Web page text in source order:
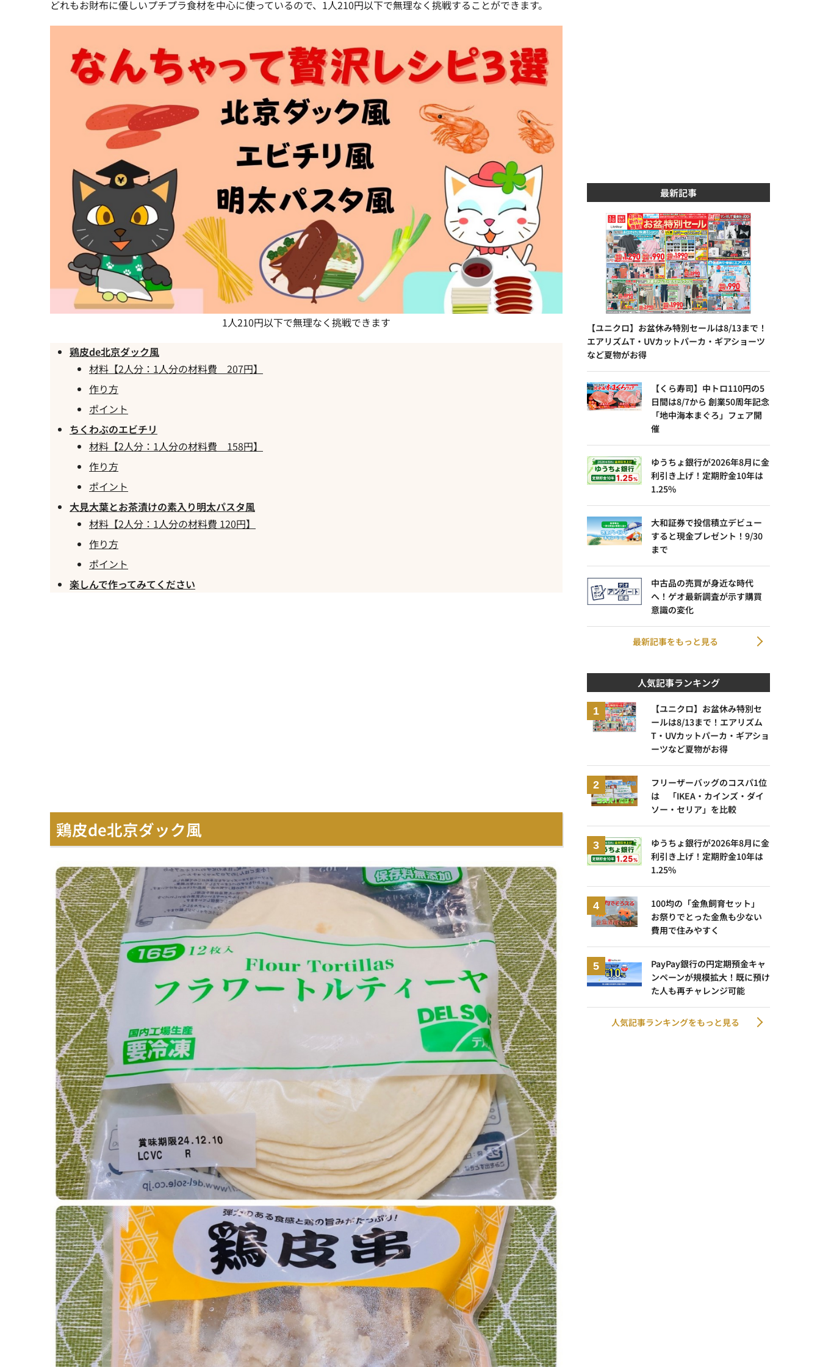
どれもお財布に優しいプチプラ食材を中心に使っているので、1人210円以下で無理なく挑戦することができます。
1人210円以下で無理なく挑戦できます
鶏皮de北京ダック風
材料【2人分：1人分の材料費 207円】
作り方
ポイント
ちくわぶのエビチリ
材料【2人分：1人分の材料費 158円】
作り方
ポイント
大見大葉とお茶漬けの素入り明太パスタ風
材料【2人分：1人分の材料費 120円】
作り方
ポイント
楽しんで作ってみてください
鶏皮de北京ダック風
最新記事
【ユニクロ】お盆休み特別セールは8/13まで！
エアリズムT・UVカットパーカ・ギアショーツ
など夏物がお得
【くら寿司】中トロ110円の5
日間は8/7から 創業50周年記念
「地中海本まぐろ」フェア開
催
ゆうちょ銀行が2026年8月に金
利引き上げ！定期貯金10年は
1.25%
大和証券で投信積立デビュー
すると現金プレゼント！9/30
まで
中古品の売買が身近な時代
へ！ゲオ最新調査が示す購買
意識の変化
最新記事をもっと見る
人気記事ランキング
【ユニクロ】お盆休み特別セ
ールは8/13まで！エアリズム
T・UVカットパーカ・ギアショ
ーツなど夏物がお得
フリーザーバッグのコスパ1位
は 「IKEA・カインズ・ダイ
ソー・セリア」を比較
ゆうちょ銀行が2026年8月に金
利引き上げ！定期貯金10年は
1.25%
100均の「金魚飼育セット」
お祭りでとった金魚も少ない
費用で住みやすく
PayPay銀行の円定期預金キャ
ンペーンが規模拡大！既に預け
た人も再チャレンジ可能
人気記事ランキングをもっと見る